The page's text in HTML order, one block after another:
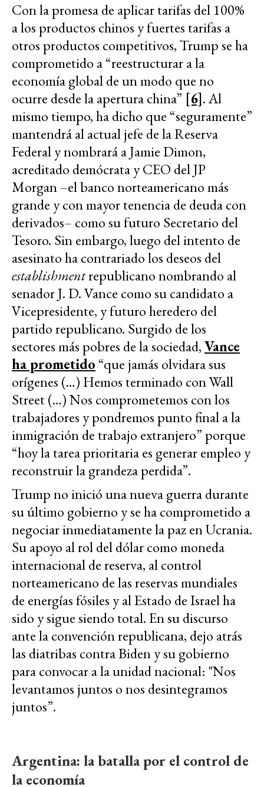
Con la promesa de aplicar tarifas del 100%
a los productos chinos y fuertes tarifas a
otros productos competitivos, Trump se ha
comprometido a “reestructurar a la
economía global de un modo que no
ocurre desde la apertura china” [6]. Al
mismo tiempo, ha dicho que “seguramente”
mantendrá al actual jefe de la Reserva
Federal y nombrará a Jamie Dimon,
acreditado demócrata y CEO del JP
Morgan –el banco norteamericano más
grande y con mayor tenencia de deuda con
derivados– como su futuro Secretario del
Tesoro. Sin embargo, luego del intento de
asesinato ha contrariado los deseos del
establishmentrepublicano nombrando al
senador J. D. Vance como su candidato a
Vicepresidente, y futuro heredero del
partido republicano. Surgido de los
sectores más pobres de la sociedad,Vance
ha prometido“que jamás olvidara sus
orígenes (…) Hemos terminado con Wall
Street (…) Nos comprometemos con los
trabajadores y pondremos punto final a la
inmigración de trabajo extranjero” porque
“hoy la tarea prioritaria es generar empleo y
reconstruir la grandeza perdida”.
Trump no inició una nueva guerra durante
su último gobierno y se ha comprometido a
negociar inmediatamente la paz en Ucrania.
Su apoyo al rol del dólar como moneda
internacional de reserva, al control
norteamericano de las reservas mundiales
de energías fósiles y al Estado de Israel ha
sido y sigue siendo total. En su discurso
ante la convención republicana, dejo atrás
las diatribas contra Biden y su gobierno
para convocar a la unidad nacional: "Nos
levantamos juntos o nos desintegramos
juntos”.
Argentina: la batalla por el control de
la economía